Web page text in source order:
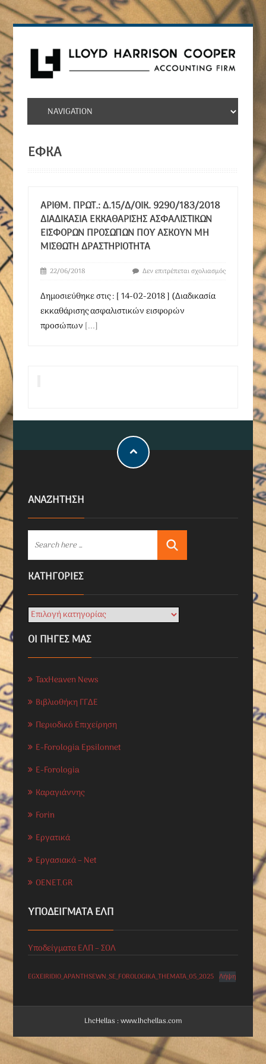
ΕΦΚΑ
ΑΡΙΘΜ. ΠΡΩΤ.: Δ.15/Δ/ΟΙΚ. 9290/183/2018
ΔΙΑΔΙΚΑΣΊΑ ΕΚΚΑΘΆΡΙΣΗΣ ΑΣΦΑΛΙΣΤΙΚΏΝ
ΕΙΣΦΟΡΏΝ ΠΡΟΣΏΠΩΝ ΠΟΥ ΑΣΚΟΎΝ ΜΗ
ΜΙΣΘΩΤΉ ΔΡΑΣΤΗΡΙΌΤΗΤΑ
22/06/2018 Δεν επιτρέπεται σχολιασμός
Δημοσιεύθηκε στις : [ 14-02-2018 ] (Διαδικασία
εκκαθάρισης ασφαλιστικών εισφορών
προσώπων [...]
ΑΝΑΖΗΤΗΣΗ
KΑΤΗΓΟΡΊΕΣ
ΟΙ ΠΗΓΕΣ ΜΑΣ
TaxHeaven News
Βιβλιοθήκη ΓΓΔΕ
Περιοδικό Επιχείρηση
E-Forologia Epsilonnet
E-Forologia
Καραγιάννης
Forin
Εργατικά
Εργασιακά – Net
OENET.GR
ΥΠΟΔΕΊΓΜΑΤΑ ΕΛΠ
Υποδείγματα ΕΛΠ – ΣΟΛ
EGXEIRIDIO_APANTHSEWN_SE_FOROLOGIKA_THEMATA_05_2025 Λήψη
LhcHellas : www.lhchellas.com